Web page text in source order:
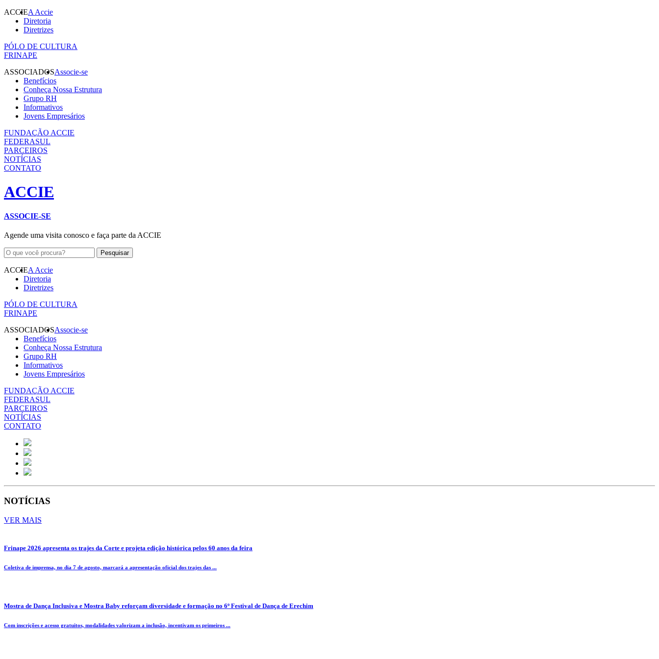
ACCIEA Accie
Diretoria
Diretrizes
PÓLO DE CULTURA
FRINAPE
ASSOCIADOSAssocie-se
Benefícios
Conheça Nossa Estrutura
Grupo RH
Informativos
Jovens Empresários
FUNDAÇÃO ACCIE
FEDERASUL
PARCEIROS
NOTÍCIAS
CONTATO
ACCIE
ASSOCIE-SE
Agende uma visita conosco e faça parte da ACCIE
ACCIEA Accie
Diretoria
Diretrizes
PÓLO DE CULTURA
FRINAPE
ASSOCIADOSAssocie-se
Benefícios
Conheça Nossa Estrutura
Grupo RH
Informativos
Jovens Empresários
FUNDAÇÃO ACCIE
FEDERASUL
PARCEIROS
NOTÍCIAS
CONTATO
NOTÍCIAS
VER MAIS
Frinape 2026 apresenta os trajes da Corte e projeta edição histórica pelos 60 anos da feira
Coletiva de imprensa, no dia 7 de agosto, marcará a apresentação oficial dos trajes das ...
Mostra de Dança Inclusiva e Mostra Baby reforçam diversidade e formação no 6º Festival de Dança de Erechim
Com inscrições e acesso gratuitos, modalidades valorizam a inclusão, incentivam os primeiros ...